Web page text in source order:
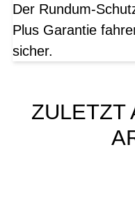
Der Rundum-
Plus Garantie
sicher.
ZULETZT